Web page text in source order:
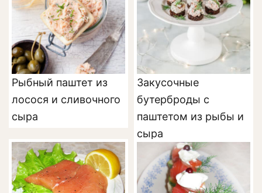
Рыбный паштет из
лосося и сливочного
сыра
Закусочные
бутерброды с
паштетом из рыбы и
сыра